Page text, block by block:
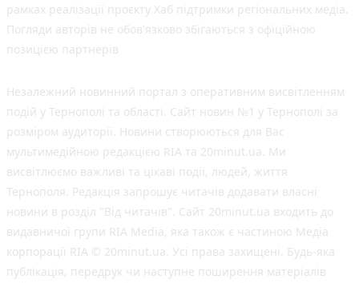
рамках реалізації проєкту Хаб підтримки регіональних медіа.
Погляди авторів не обов'язково збігаються з офіційною
позицією партнерів
Незалежний новинний портал з оперативним висвітленням
подій у Тернополі та області. Сайт новин №1 у Тернополі за
розміром аудиторії. Новини створюються для Вас
мультимедійною редакцією RIA та 20minut.ua. Ми
висвітлюємо важливі та цікаві події, людей, життя
Тернополя. Редакція запрошує читачів додавати власні
новини в розділ "Від читачів". Сайт 20minut.ua входить до
видавничої групи RIA Media, яка також є частиною Медіа
корпорації RIA © 20minut.ua. Усі права захищені. Будь-яка
публiкацiя, передрук чи наступне поширення матеріалів